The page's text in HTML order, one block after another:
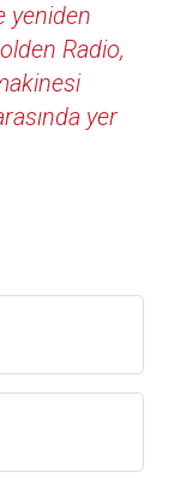
yeniden
Radio,
yer